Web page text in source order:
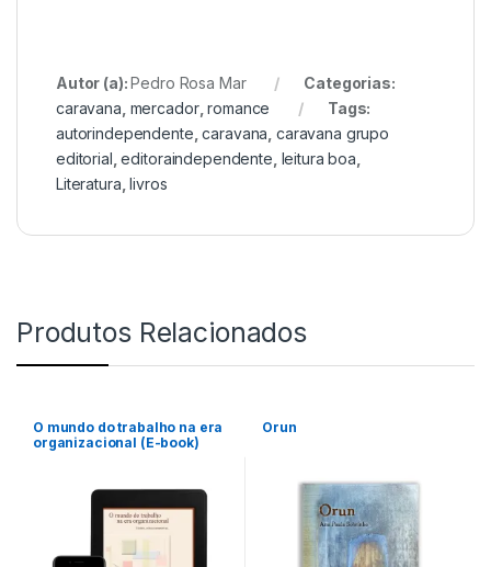
Autor (a):Pedro Rosa Mar
Categorias:
caravana mercador,romance
Tags:
autorindependente ,caravana caravana grupo
editorial ,editoraindependente leitura boa
Literatura ,livros
Produtos Relacionados
O mundo do trabalho na era
organizacional (E-book)
Orun